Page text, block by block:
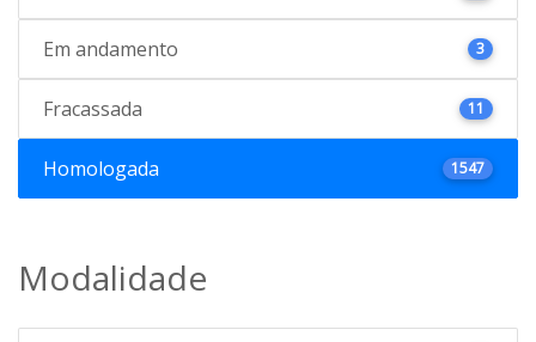
Em andamento 3
Fracassada 11
Homologada 1547
Modalidade